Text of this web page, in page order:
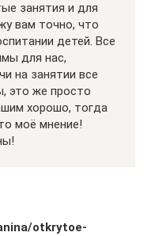
занятия и для
вам точно, что
детей. Все
для нас,
на занятии все
это же просто
хорошо, тогда
моё мнение!
otkrytoe-